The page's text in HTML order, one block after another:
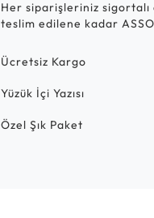
Her siparişleriniz
teslim edilene kadar
Ücretsiz Kargo
Yüzük İçi Yazısı
Özel Şık Paket